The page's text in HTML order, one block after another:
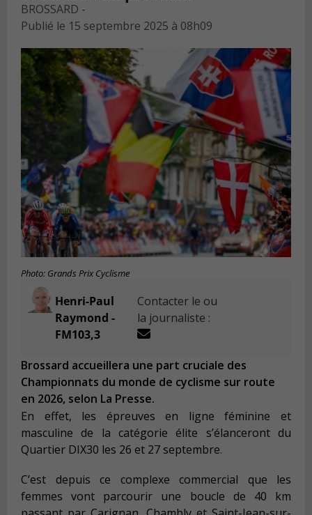
BROSSARD -
Publié le 15 septembre 2025 à 08h09
Photo: Grands Prix Cyclisme
Henri-Paul
Raymond -
FM103,3
Contacter le ou
la journaliste :
Brossard accueillera une part cruciale des
Championnats du monde de cyclisme sur route
en 2026, selon La Presse.
En effet, les épreuves en ligne féminine et
masculine de la catégorie élite s’élanceront du
Quartier DIX30 les 26 et 27 septembre.
C’est depuis ce complexe commercial que les
femmes vont parcourir une boucle de 40 km